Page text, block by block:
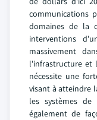
communications
domaines de la
interventions
massivement
l'infrastructure et
nécessite une
visant à atteindre
les systèmes de
également de